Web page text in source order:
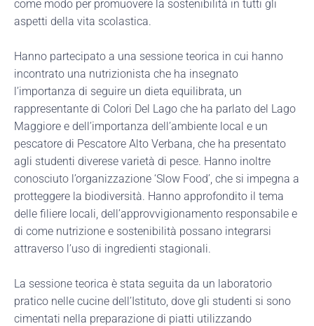
come modo per promuovere la sostenibilità in tutti gli
aspetti della vita scolastica.
Hanno partecipato a una sessione teorica in cui hanno
incontrato una nutrizionista che ha insegnato
l’importanza di seguire un dieta equilibrata, un
rappresentante di Colori Del Lago che ha parlato del Lago
Maggiore e dell’importanza dell’ambiente local e un
pescatore di Pescatore Alto Verbana, che ha presentato
agli studenti diverese varietà di pesce. Hanno inoltre
conosciuto l’organizzazione ‘Slow Food’, che si impegna a
protteggere la biodiversità. Hanno approfondito il tema
delle filiere locali, dell’approvvigionamento responsabile e
di come nutrizione e sostenibilità possano integrarsi
attraverso l’uso di ingredienti stagionali.
La sessione teorica è stata seguita da un laboratorio
pratico nelle cucine dell’Istituto, dove gli studenti si sono
cimentati nella preparazione di piatti utilizzando